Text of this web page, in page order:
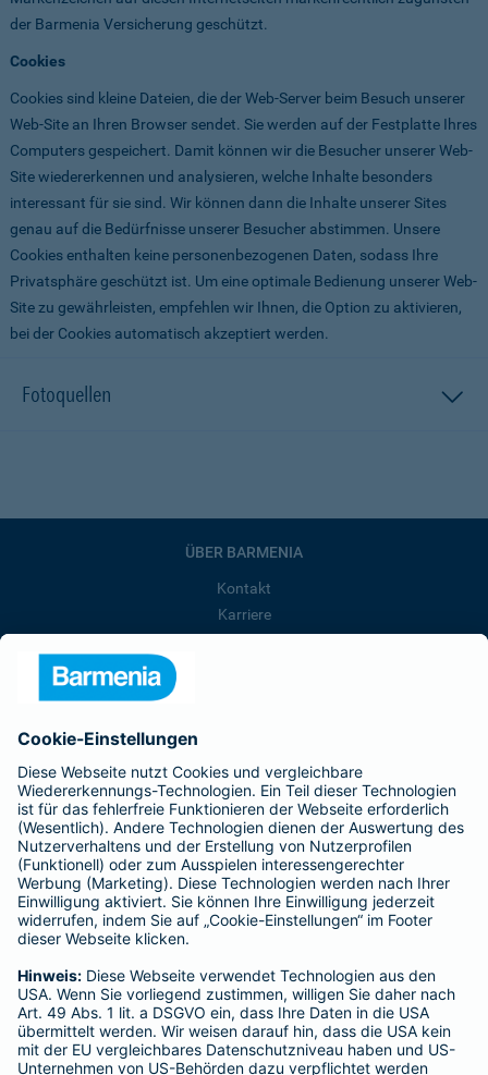
der Barmenia Versicherung geschützt.
Cookies
Cookies sind kleine Dateien, die der Web-Server beim Besuch unserer
Web-Site an Ihren Browser sendet. Sie werden auf der Festplatte Ihres
Computers gespeichert. Damit können wir die Besucher unserer Web-
Site wiedererkennen und analysieren, welche Inhalte besonders
interessant für sie sind. Wir können dann die Inhalte unserer Sites
genau auf die Bedürfnisse unserer Besucher abstimmen. Unsere
Cookies enthalten keine personenbezogenen Daten, sodass Ihre
Privatsphäre geschützt ist. Um eine optimale Bedienung unserer Web-
Site zu gewährleisten, empfehlen wir Ihnen, die Option zu aktivieren,
bei der Cookies automatisch akzeptiert werden.
Fotoquellen
ÜBER BARMENIA
Kontakt
Karriere
Barmenia ist Teil der BarmeniaGothaer
BELIEBTE SEITEN
Kranken-Zusatzversicherung
Tierversicherungen
Haftpflichtversicherung
Hausratversicherung
Adresse ändern
Schaden melden
Kilometerstandsmeldung
Serviceübersicht